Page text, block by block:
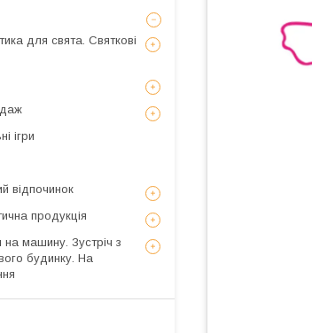
для свята. Святкові
ігри
відпочинок
продукція
на машину. Зустріч з
будинку. На